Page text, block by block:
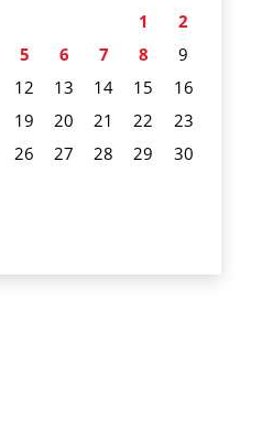
1
2
5 6 7 8
9
12 13 14 15
16
19 20 21 22
23
26 27 28 29
30